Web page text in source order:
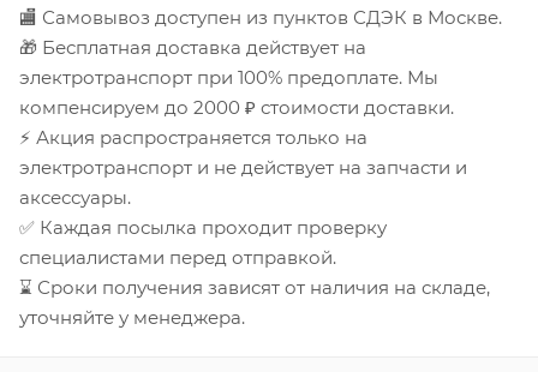
🏬 Самовывоз доступен из пунктов СДЭК в Москве.
🎁 Бесплатная доставка действует на
электротранспорт при 100% предоплате. Мы
компенсируем до 2000 ₽ стоимости доставки.
⚡ Акция распространяется только на
электротранспорт и не действует на запчасти и
аксессуары.
✅ Каждая посылка проходит проверку
специалистами перед отправкой.
⌛ Сроки получения зависят от наличия на складе,
уточняйте у менеджера.